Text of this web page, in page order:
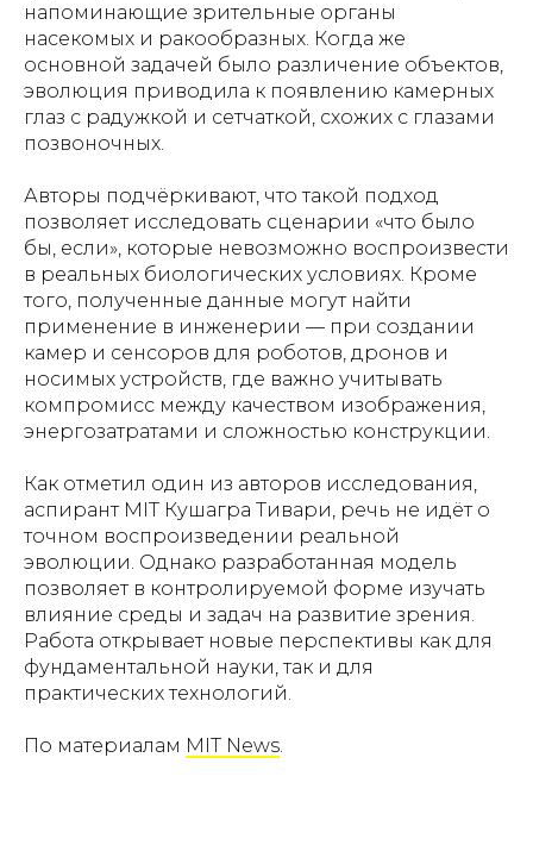
напоминающие зрительные органы
насекомых и ракообразных. Когда же
основной задачей было различение объектов,
эволюция приводила к появлению камерных
глаз с радужкой и сетчаткой, схожих с глазами
позвоночных.
Авторы подчёркивают, что такой подход
позволяет исследовать сценарии «что было
бы, если», которые невозможно воспроизвести
в реальных биологических условиях. Кроме
того, полученные данные могут найти
применение в инженерии — при создании
камер и сенсоров для роботов, дронов и
носимых устройств, где важно учитывать
компромисс между качеством изображения,
энергозатратами и сложностью конструкции.
Как отметил один из авторов исследования,
аспирант MIT Кушагра Тивари, речь не идёт о
точном воспроизведении реальной
эволюции. Однако разработанная модель
позволяет в контролируемой форме изучать
влияние среды и задач на развитие зрения.
Работа открывает новые перспективы как для
фундаментальной науки, так и для
практических технологий.
По материалам MIT News.